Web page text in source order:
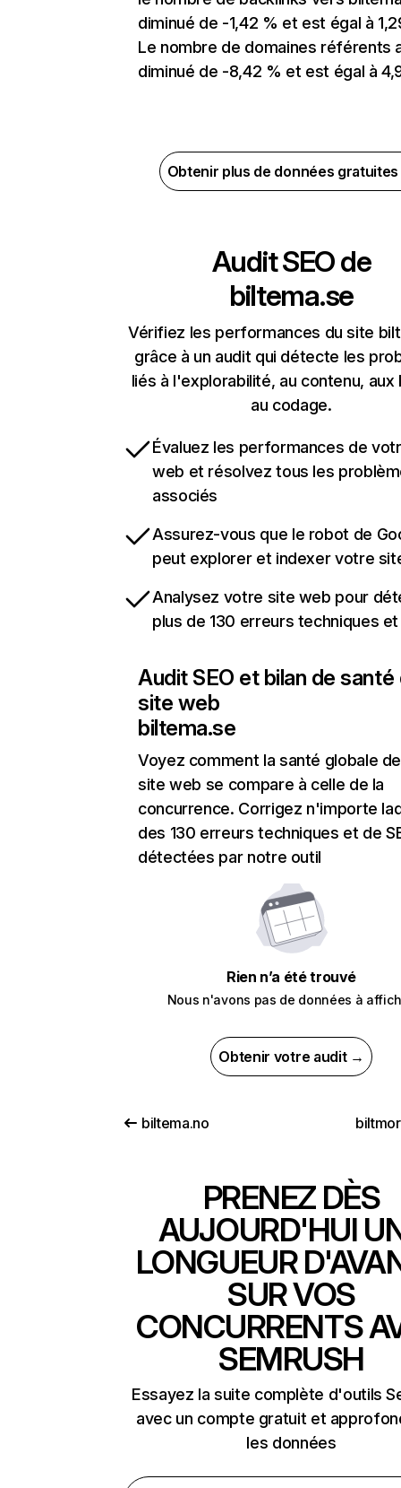
diminué de -1,42 % et est égal à
Le nombre de domaines référents
diminué de -8,42 % et est égal à
Obtenir plus de données
Audit SEO de
biltema.se
Vérifiez les performances du site
grâce à un audit qui détecte les
liés à l'explorabilité, au contenu, aux
au codage.
Évaluez les performances de
web et résolvez tous les
associés
Assurez-vous que le robot de
peut explorer et indexer votre
Analysez votre site web pour
plus de 130 erreurs techniques et
Audit SEO et bilan de santé
site web
biltema.se
Voyez comment la santé globale
site web se compare à celle de la
concurrence. Corrigez n'importe
des 130 erreurs techniques et de
détectées par notre outil
Rien n’a été trouvé
Nous n'avons pas de données à
Obtenir votre audit →
biltema.no
PRENEZ DÈS
AUJOURD'HUI
LONGUEUR
SUR VOS
CONCURRENTS
SEMRUSH
Essayez la suite complète d'outils
avec un compte gratuit et
les données